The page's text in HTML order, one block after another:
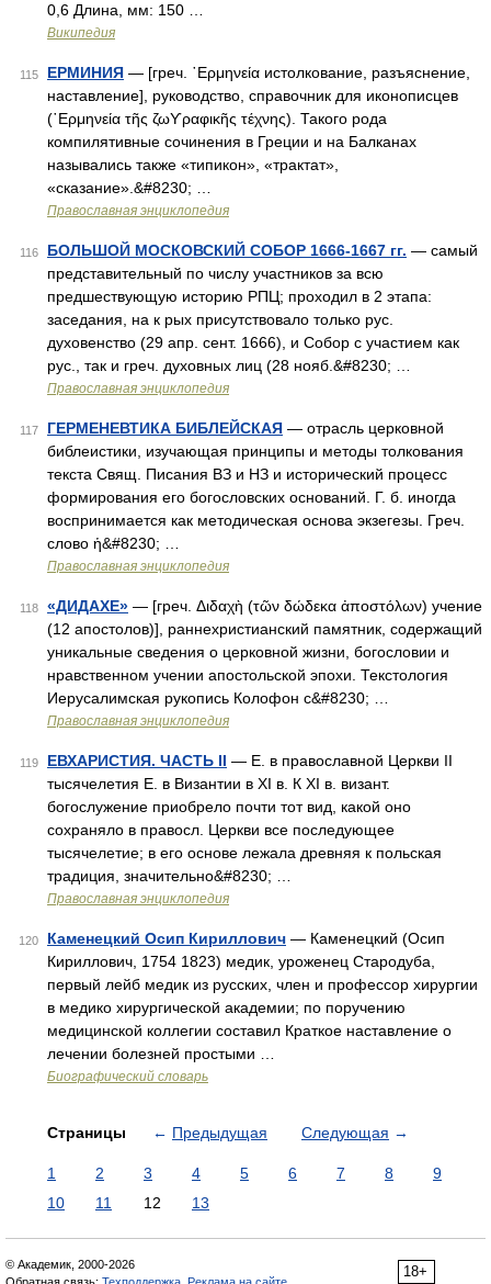
0,6 Длина, мм: 150 …
Википедия
115 ЕРМИНИЯ — [греч. ῾Ερμηνεία истолкование, разъяснение,
наставление], руководство, справочник для иконописцев
(῾Ερμηνεία τῆς ζωϒραφικῆς τέχνης). Такого рода
компилятивные сочинения в Греции и на Балканах
назывались также «типикон», «трактат»,
«сказание».&#8230; …
Православная энциклопедия
116 БОЛЬШОЙ МОСКОВСКИЙ СОБОР 1666-1667 гг. — самый
представительный по числу участников за всю
предшествующую историю РПЦ; проходил в 2 этапа:
заседания, на к рых присутствовало только рус.
духовенство (29 апр. сент. 1666), и Собор с участием как
рус., так и греч. духовных лиц (28 нояб.&#8230; …
Православная энциклопедия
117 ГЕРМЕНЕВТИКА БИБЛЕЙСКАЯ — отрасль церковной
библеистики, изучающая принципы и методы толкования
текста Свящ. Писания ВЗ и НЗ и исторический процесс
формирования его богословских оснований. Г. б. иногда
воспринимается как методическая основа экзегезы. Греч.
слово ἡ&#8230; …
Православная энциклопедия
118 «ДИДАХЕ» — [греч. Διδαχὴ (τῶν δώδεκα ἀποστόλων) учение
(12 апостолов)], раннехристианский памятник, содержащий
уникальные сведения о церковной жизни, богословии и
нравственном учении апостольской эпохи. Текстология
Иерусалимская рукопись Колофон с&#8230; …
Православная энциклопедия
119 ЕВХАРИСТИЯ. ЧАСТЬ II — Е. в православной Церкви II
тысячелетия Е. в Византии в XI в. К XI в. визант.
богослужение приобрело почти тот вид, какой оно
сохраняло в правосл. Церкви все последующее
тысячелетие; в его основе лежала древняя к польская
традиция, значительно&#8230; …
Православная энциклопедия
120 Каменецкий Осип Кириллович — Каменецкий (Осип
Кириллович, 1754 1823) медик, уроженец Стародуба,
первый лейб медик из русских, член и профессор хирургии
в медико хирургической академии; по поручению
медицинской коллегии составил Краткое наставление о
лечении болезней простыми …
Биографический словарь
Страницы ← Предыдущая Следующая →
1 2 3 4 5 6 7 8
9
10
11 12 13
18+
© Академик, 2000-2026